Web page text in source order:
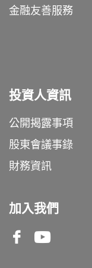
金融友善服務
投資人資訊
公開揭露事項
股東會議事錄
財務資訊
加入我們